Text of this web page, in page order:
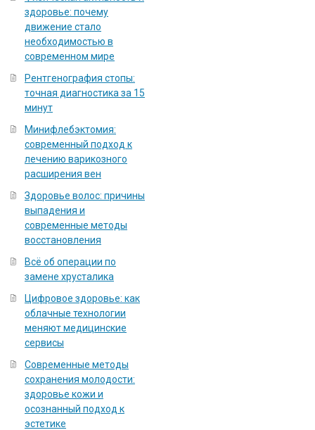
здоровье: почему
движение стало
необходимостью в
современном мире
Рентгенография стопы:
точная диагностика за 15
минут
Минифлебэктомия:
современный подход к
лечению варикозного
расширения вен
Здоровье волос: причины
выпадения и
современные методы
восстановления
Всё об операции по
замене хрусталика
Цифровое здоровье: как
облачные технологии
меняют медицинские
сервисы
Современные методы
сохранения молодости:
здоровье кожи и
осознанный подход к
эстетике